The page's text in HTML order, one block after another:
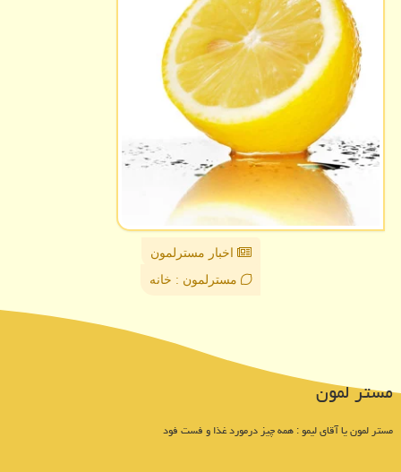
اخبار مسترلمون
مسترلمون : خانه
مستر لمون
مستر لمون یا آقای لیمو : همه چیز درمورد غذا و فست فود